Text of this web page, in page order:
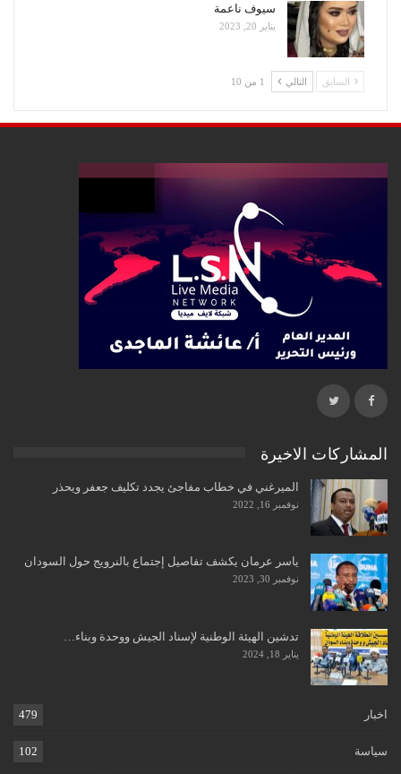
سيوف ناعمة
يناير 20, 2023
السابق التالي 1 من 10
المشاركات الاخيرة
الميرغني في خطاب مفاجئ يجدد تكليف جعفر ويحذر
نوفمبر 16, 2022
ياسر عرمان يكشف تفاصيل إجتماع بالنرويج حول السودان
نوفمبر 30, 2023
تدشين الهيئة الوطنية لإسناد الجيش ووحدة وبناء…
يناير 18, 2024
اخبار 479
سياسة 102